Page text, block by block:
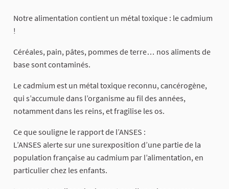
​Notre alimentation contient un métal toxique : le cadmium
!
Céréales, pain, pâtes, pommes de terre… nos aliments de
base sont contaminés.
Le cadmium est un métal toxique reconnu, cancérogène,
qui s’accumule dans l’organisme au fil des années,
notamment dans les reins, et fragilise les os.
​Ce que souligne le rapport de l’ANSES :
​L’ANSES alerte sur une surexposition d’une partie de la
population française au cadmium par l’alimentation, en
particulier chez les enfants.